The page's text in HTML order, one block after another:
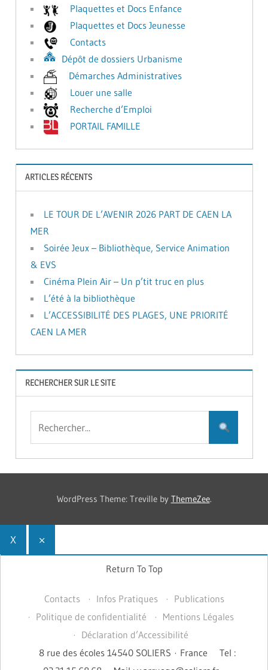
Plaquettes et Docs Enfance
Plaquettes et Docs Jeunesse
Contacts
Dépôt de dossiers Urbanisme
Démarches Administratives
Louer une salle
Recherche d’Emploi
PORTAIL FAMILLE
ARTICLES RÉCENTS
LE TOUR DE L’AVENIR 2026 PART DE CAEN LA
MER
Soirée Jeux – Bibliothèque, Service Animation
& EVS
Cinéma Plein Air – Un p’tit truc en plus
L’été à la bibliothèque
L’ACCESSIBILITÉ DES PLAGES, UNE PRIORITÉ
CAEN LA MER
RECHERCHER SUR LE SITE
WordPress Theme: Treville by ThemeZee.
X ×
Return To Top
Contacts Infos Pratiques
Publications
Politique de confidentialité
Mentions Légales
Déclaration d’Accessibilité
8 rue des écoles 14540 SOLIERS · France
Tel :